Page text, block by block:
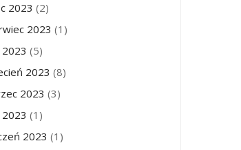
2023 (2)
2023 (1)
(5)
2023 (8)
2023 (3)
(1)
2023 (1)